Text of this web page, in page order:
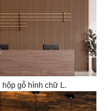
gỗ hình chữ L.